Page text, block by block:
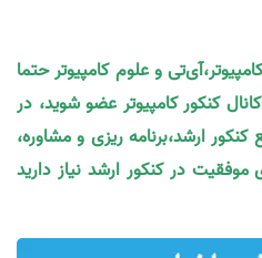
و علوم کامپیوتر حتما
کنکور کامپیوتر عضو شوید، در
ارشد،برنامه ریزی و مشاوره،
در کنکور ارشد نیاز دارید